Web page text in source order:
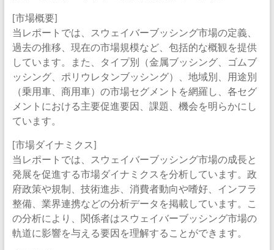
[市場概要]
当レポートでは、スウェイバーブッシング市場の定義、
過去の推移、現在の市場規模など、包括的な概観を提供
しています。また、タイプ別（金属ブッシング、ゴムブ
ッシング、ポリウレタンブッシング）、地域別、用途別
（乗用車、商用車）の市場セグメントを網羅し、各セグ
メントにおける主要促進要因、課題、機会を明らかにし
ています。
[市場ダイナミクス]
当レポートでは、スウェイバーブッシング市場の成長と
発展を促進する市場ダイナミクスを分析しています。政
府政策や規制、技術進歩、消費者動向や嗜好、インフラ
整備、業界連携などの分析データを掲載しています。こ
の分析により、関係者はスウェイバーブッシング市場の
軌道に影響を与える要因を理解することができます。